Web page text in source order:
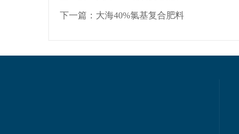
下一篇：大海40%氯基复合肥料